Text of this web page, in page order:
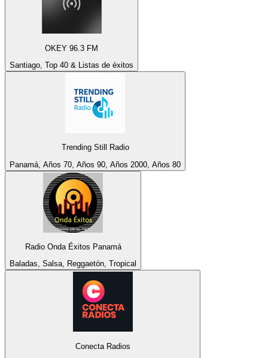
OKEY 96.3 FM
Santiago, Top 40 & Listas de éxitos
Trending Still Radio
Panamá, Años 70, Años 90, Años 2000, Años 80
Radio Onda Éxitos Panamá
Baladas, Salsa, Reggaetón, Tropical
Conecta Radios